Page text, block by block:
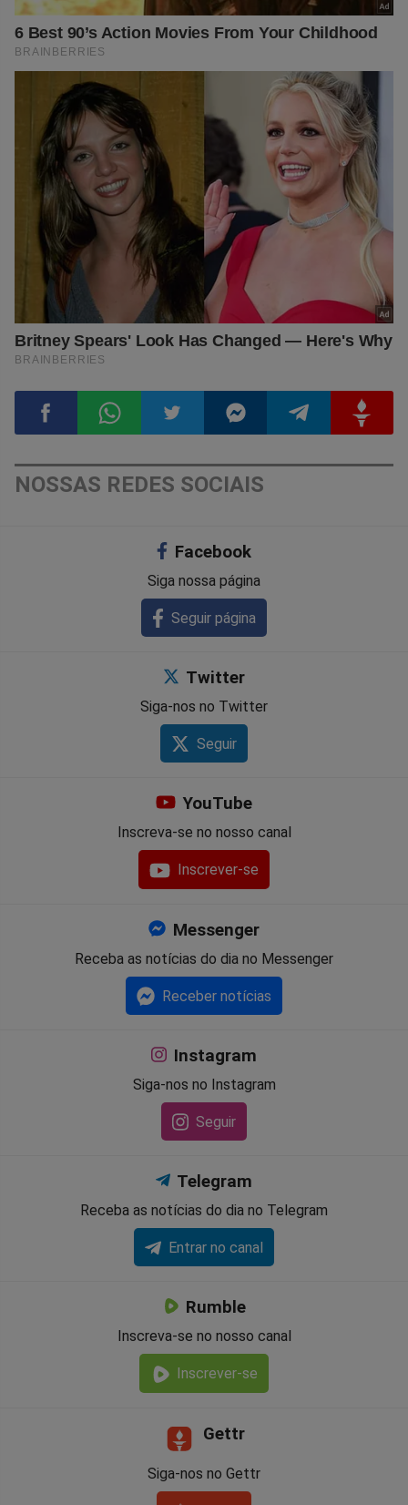
CompartilharCompartilhar
Whatsapp
Compartilhar
Twitter
Compartilhar
Messenger
NOSSAS REDES SOCIAIS
Facebook
Siga nossa página
Seguir página
Twitter
Siga-nos no Twitter
Seguir
YouTube
Inscreva-se no nosso canal
Inscrever-se
Messenger
Receba as notícias do dia no Messenger
Receber notícias
Instagram
Siga-nos no Instagram
Seguir
Telegram
Receba as notícias do dia no Telegram
Entrar no canal
Rumble
Inscreva-se no nosso canal
Inscrever-se
Gettr
Siga-nos no Gettr